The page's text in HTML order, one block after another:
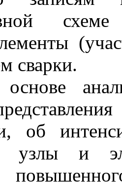
сварки.
об
узлы и